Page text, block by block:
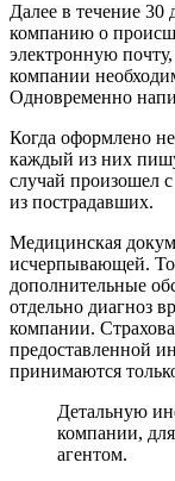
Далее в течение
компанию о
электронную
компании
Одновременно
Когда оформлено
каждый из них
случай произошел
из пострадавших.
Медицинская
исчерпывающей. То
дополнительные
отдельно диагноз
компании.
предоставленной
принимаются
Детальную
компании,
агентом.